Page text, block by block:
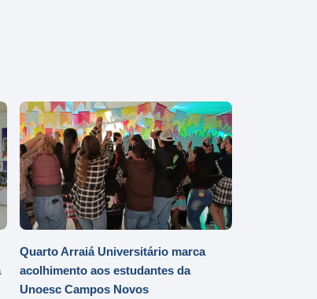
Quarto Arraiá Universitário marca
acolhimento aos estudantes da
Unoesc Campos Novos